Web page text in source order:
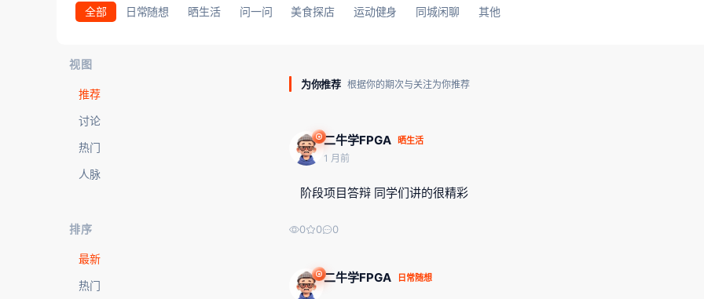
全部 日常随想 晒生活 问一问 美食探店 运动健身 同城闲聊 其他
视图
推荐
讨论
热门
人脉
排序
最新
热门
为你推荐 根据你的期次与关注为你推荐
二牛学FPGA 晒生活
1 月前
阶段项目答辩 同学们讲的很精彩
0 0 0
二牛学FPGA 日常随想